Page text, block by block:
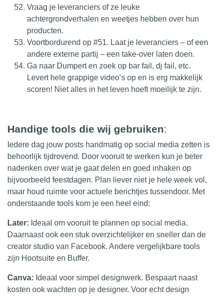
Vraag je leveranciers of ze leuke
achtergrondverhalen en weetjes hebben over hun
producten.
Voortbordurend op #51. Laat je leveranciers – of een
andere externe partij – een take-over laten doen.
Ga naar Dumpert en zoek op bar fail, dj fail, etc.
Levert hele grappige video’s op en is erg makkelijk
scoren! Niet alles in het leven hoeft moeilijk te zijn.
Handige tools die wij gebruiken:
Iedere dag jouw posts handmatig op social media zetten is
behoorlijk tijdrovend. Door vooruit te werken kun je beter
nadenken over wat je gaat delen en goed inhaken op
bijvoorbeeld feestdagen. Plan liever niet je hele week vol,
maar houd ruimte voor actuele berichtjes tussendoor. Met
onderstaande tools kom je een heel eind:
Later: Ideaal om vooruit te plannen op social media.
Daarnaast ook een stuk overzichtelijker en sneller dan de
creator studio van Facebook. Andere vergelijkbare tools
zijn Hootsuite en Buffer.
Canva: Ideaal voor simpel designwerk. Bespaart naast
kosten ook wachten op je designer. Voor echt design